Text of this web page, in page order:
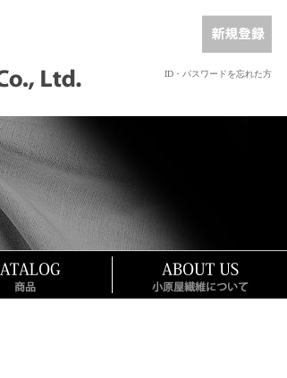
ID・パスワードを忘れた方